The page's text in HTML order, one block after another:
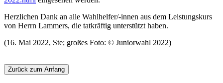
Herzlichen Dank an alle Wahlhelfer/-innen aus dem Leistungskurs
von Herrn Lammers, die tatkräftig unterstützt haben.
(16. Mai 2022, Ste; großes Foto: © Juniorwahl 2022)
Zurück zum Anfang